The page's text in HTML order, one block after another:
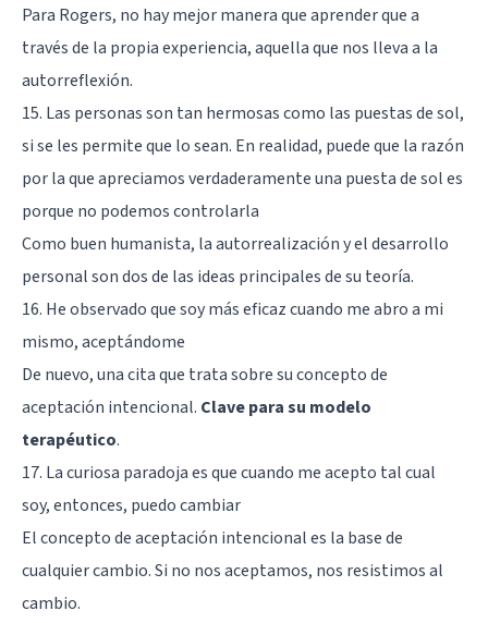
Para Rogers, no hay mejor manera que aprender que a
través de la propia experiencia, aquella que nos lleva a la
autorreflexión.
15. Las personas son tan hermosas como las puestas de sol,
si se les permite que lo sean. En realidad, puede que la razón
por la que apreciamos verdaderamente una puesta de sol es
porque no podemos controlarla
Como buen humanista, la autorrealización y el desarrollo
personal son dos de las ideas principales de su teoría.
16. He observado que soy más eficaz cuando me abro a mi
mismo, aceptándome
De nuevo, una cita que trata sobre su concepto de
aceptación intencional. Clave para su modelo
terapéutico.
17. La curiosa paradoja es que cuando me acepto tal cual
soy, entonces, puedo cambiar
El concepto de aceptación intencional es la base de
cualquier cambio. Si no nos aceptamos, nos resistimos al
cambio.